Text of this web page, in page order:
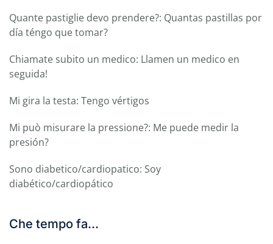
Quante pastiglie devo prendere?: Quantas pastillas por
día téngo que tomar?
Chiamate subito un medico: Llamen un medico en
seguida!
Mi gira la testa: Tengo vértigos
Mi può misurare la pressione?: Me puede medir la
presión?
Sono diabetico/cardiopatico: Soy
diabético/cardiopático
Che tempo fa...